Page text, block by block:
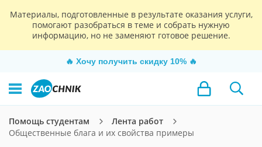
Материалы, подготовленные в результате оказания услуги,
помогают разобраться в теме и собрать нужную
информацию, но не заменяют готовое решение.
🔥 Хочу получить скидку 10% 🔥
Помощь студентам
Лента работ
Общественные блага и их свойства примеры